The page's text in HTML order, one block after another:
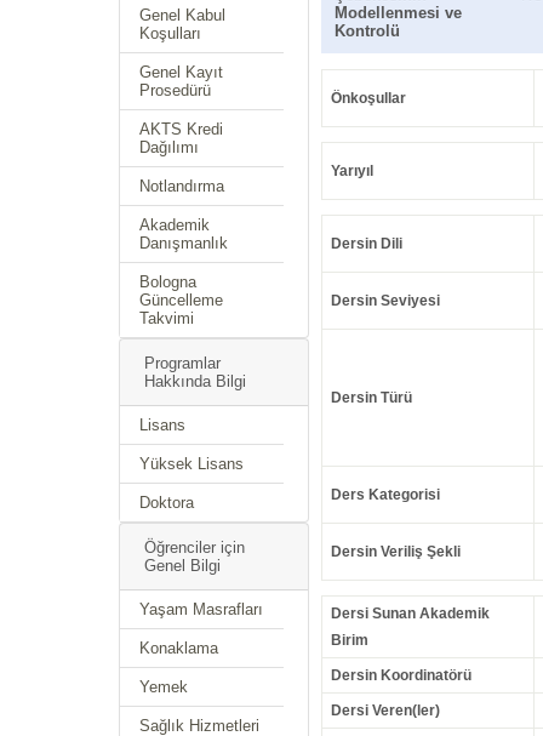
Genel Kabul
Koşulları
Genel Kayıt
Prosedürü
AKTS Kredi
Dağılımı
Notlandırma
Akademik
Danışmanlık
Bologna
Güncelleme
Takvimi
Programlar
Hakkında Bilgi
Lisans
Yüksek Lisans
Doktora
Öğrenciler için
Genel Bilgi
Yaşam Masrafları
Konaklama
Yemek
Sağlık Hizmetleri
Modellenmesi ve
Kontrolü
Önkoşullar
Yarıyıl
Dersin Dili
Dersin Seviyesi
Dersin Türü
Ders Kategorisi
Dersin Veriliş Şekli
Dersi Sunan Akademik
Birim
Dersin Koordinatörü
Dersi Veren(ler)